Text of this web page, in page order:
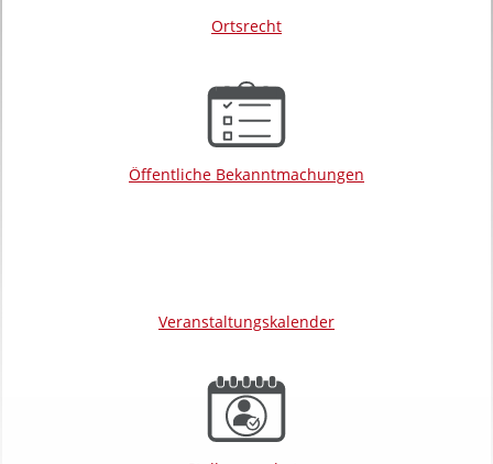
Ortsrecht
Öffentliche Bekanntmachungen
Veranstaltungskalender